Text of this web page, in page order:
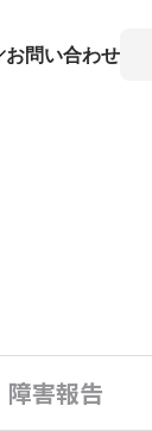
お問い合わせ
障害報告